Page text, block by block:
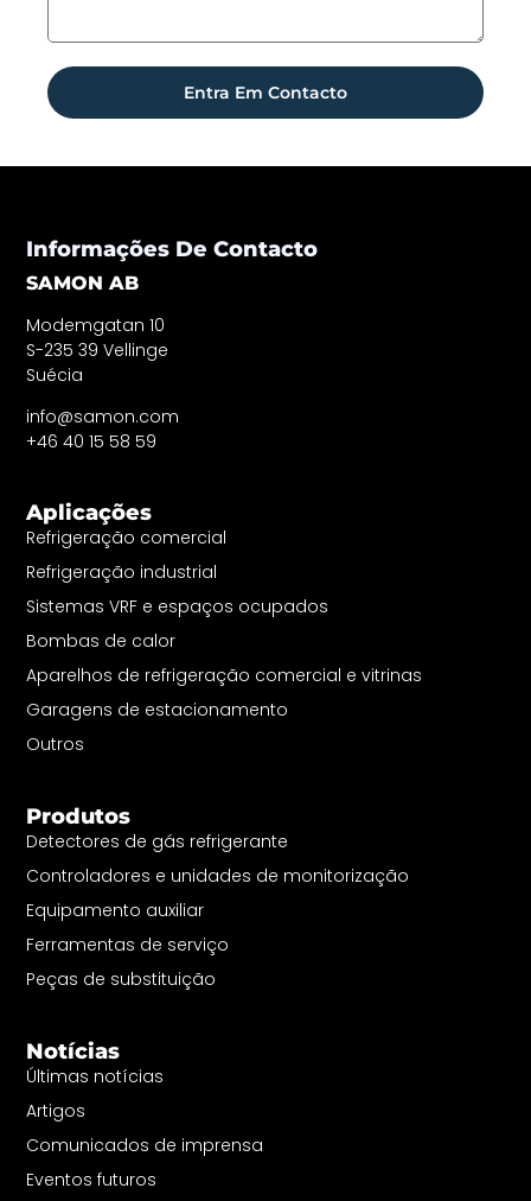
Entra Em Contacto
Informações De Contacto
SAMON AB
Modemgatan 10
S-235 39 Vellinge
Suécia
info@samon.com
+46 40 15 58 59
Aplicações
Refrigeração comercial
Refrigeração industrial
Sistemas VRF e espaços ocupados
Bombas de calor
Aparelhos de refrigeração comercial e vitrinas
Garagens de estacionamento
Outros
Produtos
Detectores de gás refrigerante
Controladores e unidades de monitorização
Equipamento auxiliar
Ferramentas de serviço
Peças de substituição
Notícias
Últimas notícias
Artigos
Comunicados de imprensa
Eventos futuros